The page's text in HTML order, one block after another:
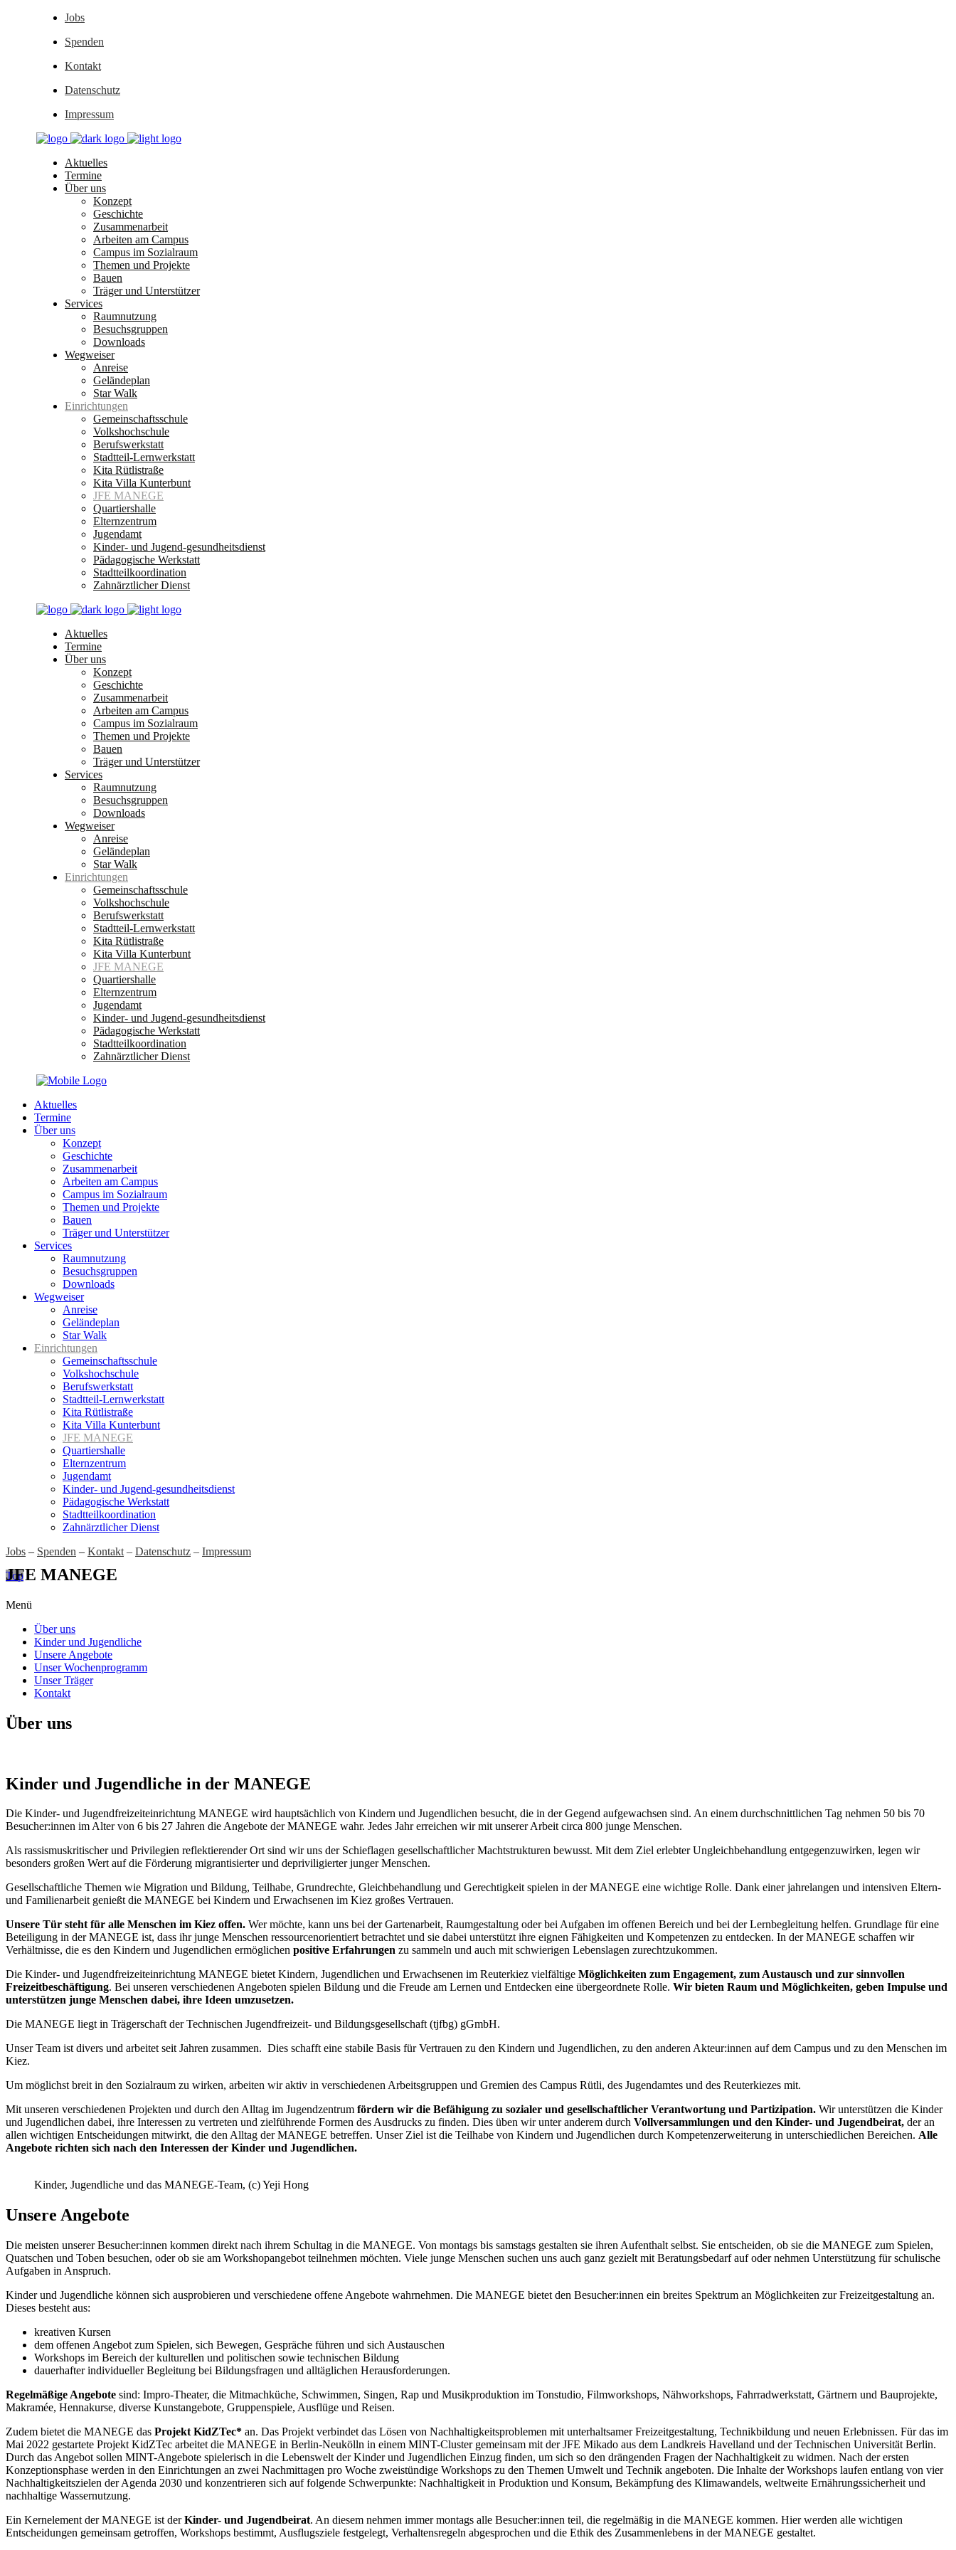
Jobs
Spenden
Kontakt
Datenschutz
Impressum
Aktuelles
Termine
Über uns
Konzept
Geschichte
Zusammenarbeit
Arbeiten am Campus
Campus im Sozialraum
Themen und Projekte
Bauen
Träger und Unterstützer
Services
Raumnutzung
Besuchsgruppen
Downloads
Wegweiser
Anreise
Geländeplan
Star Walk
Einrichtungen
Gemeinschaftsschule
Volkshochschule
Berufswerkstatt
Stadtteil-Lernwerkstatt
Kita Rütlistraße
Kita Villa Kunterbunt
JFE MANEGE
Quartiershalle
Elternzentrum
Jugendamt
Kinder- und Jugend-gesundheitsdienst
Pädagogische Werkstatt
Stadtteilkoordination
Zahnärztlicher Dienst
Aktuelles
Termine
Über uns
Konzept
Geschichte
Zusammenarbeit
Arbeiten am Campus
Campus im Sozialraum
Themen und Projekte
Bauen
Träger und Unterstützer
Services
Raumnutzung
Besuchsgruppen
Downloads
Wegweiser
Anreise
Geländeplan
Star Walk
Einrichtungen
Gemeinschaftsschule
Volkshochschule
Berufswerkstatt
Stadtteil-Lernwerkstatt
Kita Rütlistraße
Kita Villa Kunterbunt
JFE MANEGE
Quartiershalle
Elternzentrum
Jugendamt
Kinder- und Jugend-gesundheitsdienst
Pädagogische Werkstatt
Stadtteilkoordination
Zahnärztlicher Dienst
Aktuelles
Termine
Über uns
Konzept
Geschichte
Zusammenarbeit
Arbeiten am Campus
Campus im Sozialraum
Themen und Projekte
Bauen
Träger und Unterstützer
Services
Raumnutzung
Besuchsgruppen
Downloads
Wegweiser
Anreise
Geländeplan
Star Walk
Einrichtungen
Gemeinschaftsschule
Volkshochschule
Berufswerkstatt
Stadtteil-Lernwerkstatt
Kita Rütlistraße
Kita Villa Kunterbunt
JFE MANEGE
Quartiershalle
Elternzentrum
Jugendamt
Kinder- und Jugend-gesundheitsdienst
Pädagogische Werkstatt
Stadtteilkoordination
Zahnärztlicher Dienst
Jobs – Spenden – Kontakt – Datenschutz – Impressum
Top
JFE MANEGE
Menü
Über uns
Kinder und Jugendliche
Unsere Angebote
Unser Wochenprogramm
Unser Träger
Kontakt
Über uns
Kinder und Jugendliche in der MANEGE
Die Kinder- und Jugendfreizeiteinrichtung MANEGE wird hauptsächlich von Kindern und Jugendlichen besucht, die in der Gegend aufgewachsen sind. An einem durchschnittlichen Tag nehmen 50 bis 70
Besucher:innen im Alter von 6 bis 27 Jahren die Angebote der MANEGE wahr. Jedes Jahr erreichen wir mit unserer Arbeit circa 800 junge Menschen.
Als rassismuskritischer und Privilegien reflektierender Ort sind wir uns der Schieflagen gesellschaftlicher Machtstrukturen bewusst. Mit dem Ziel erlebter Ungleichbehandlung entgegenzuwirken, legen wir
besonders großen Wert auf die Förderung migrantisierter und depriviligierter junger Menschen.
Gesellschaftliche Themen wie Migration und Bildung, Teilhabe, Grundrechte, Gleichbehandlung und Gerechtigkeit spielen in der MANEGE eine wichtige Rolle. Dank einer jahrelangen und intensiven Eltern-
und Familienarbeit genießt die MANEGE bei Kindern und Erwachsenen im Kiez großes Vertrauen.
Unsere Tür steht für alle Menschen im Kiez offen. Wer möchte, kann uns bei der Gartenarbeit, Raumgestaltung oder bei Aufgaben im offenen Bereich und bei der Lernbegleitung helfen. Grundlage für eine
Beteiligung in der MANEGE ist, dass ihr junge Menschen ressourcenorientiert betrachtet und sie dabei unterstützt ihre eignen Fähigkeiten und Kompetenzen zu entdecken. In der MANEGE schaffen wir
Verhältnisse, die es den Kindern und Jugendlichen ermöglichen positive Erfahrungen zu sammeln und auch mit schwierigen Lebenslagen zurechtzukommen.
Die Kinder- und Jugendfreizeiteinrichtung MANEGE bietet Kindern, Jugendlichen und Erwachsenen im Reuterkiez vielfältige Möglichkeiten zum Engagement, zum Austausch und zur sinnvollen
Freizeitbeschäftigung. Bei unseren verschiedenen Angeboten spielen Bildung und die Freude am Lernen und Entdecken eine übergeordnete Rolle. Wir bieten Raum und Möglichkeiten, geben Impulse und
unterstützen junge Menschen dabei, ihre Ideen umzusetzen.
Die MANEGE liegt in Trägerschaft der Technischen Jugendfreizeit- und Bildungsgesellschaft (tjfbg) gGmbH.
Unser Team ist divers und arbeitet seit Jahren zusammen. Dies schafft eine stabile Basis für Vertrauen zu den Kindern und Jugendlichen, zu den anderen Akteur:innen auf dem Campus und zu den Menschen im
Kiez.
Um möglichst breit in den Sozialraum zu wirken, arbeiten wir aktiv in verschiedenen Arbeitsgruppen und Gremien des Campus Rütli, des Jugendamtes und des Reuterkiezes mit.
Mit unseren verschiedenen Projekten und durch den Alltag im Jugendzentrum fördern wir die Befähigung zu sozialer und gesellschaftlicher Verantwortung und Partizipation. Wir unterstützen die Kinder
und Jugendlichen dabei, ihre Interessen zu vertreten und zielführende Formen des Ausdrucks zu finden. Dies üben wir unter anderem durch Vollversammlungen und den Kinder- und Jugendbeirat, der an
allen wichtigen Entscheidungen mitwirkt, die den Alltag der MANEGE betreffen. Unser Ziel ist die Teilhabe von Kindern und Jugendlichen durch Kompetenzerweiterung in unterschiedlichen Bereichen. Alle
Angebote richten sich nach den Interessen der Kinder und Jugendlichen.
Kinder, Jugendliche und das MANEGE-Team, (c) Yeji Hong
Unsere Angebote
Die meisten unserer Besucher:innen kommen direkt nach ihrem Schultag in die MANEGE. Von montags bis samstags gestalten sie ihren Aufenthalt selbst. Sie entscheiden, ob sie die MANEGE zum Spielen,
Quatschen und Toben besuchen, oder ob sie am Workshopangebot teilnehmen möchten. Viele junge Menschen suchen uns auch ganz gezielt mit Beratungsbedarf auf oder nehmen Unterstützung für schulische
Aufgaben in Anspruch.
Kinder und Jugendliche können sich ausprobieren und verschiedene offene Angebote wahrnehmen. Die MANEGE bietet den Besucher:innen ein breites Spektrum an Möglichkeiten zur Freizeitgestaltung an.
Dieses besteht aus:
kreativen Kursen
dem offenen Angebot zum Spielen, sich Bewegen, Gespräche führen und sich Austauschen
Workshops im Bereich der kulturellen und politischen sowie technischen Bildung
dauerhafter individueller Begleitung bei Bildungsfragen und alltäglichen Herausforderungen.
Regelmäßige Angebote sind: Impro-Theater, die Mitmachküche, Schwimmen, Singen, Rap und Musikproduktion im Tonstudio, Filmworkshops, Nähworkshops, Fahrradwerkstatt, Gärtnern und Bauprojekte,
Makramée, Hennakurse, diverse Kunstangebote, Gruppenspiele, Ausflüge und Reisen.
Zudem bietet die MANEGE das Projekt KidZTec* an. Das Projekt verbindet das Lösen von Nachhaltigkeitsproblemen mit unterhaltsamer Freizeitgestaltung, Technikbildung und neuen Erlebnissen. Für das im
Mai 2022 gestartete Projekt KidZTec arbeitet die MANEGE in Berlin-Neukölln in einem MINT-Cluster gemeinsam mit der JFE Mikado aus dem Landkreis Havelland und der Technischen Universität Berlin.
Durch das Angebot sollen MINT-Angebote spielerisch in die Lebenswelt der Kinder und Jugendlichen Einzug finden, um sich so den drängenden Fragen der Nachhaltigkeit zu widmen. Nach der ersten
Konzeptionsphase werden in den Einrichtungen an zwei Nachmittagen pro Woche zweistündige Workshops zu den Themen Umwelt und Technik angeboten. Die Inhalte der Workshops laufen entlang von vier
Nachhaltigkeitszielen der Agenda 2030 und konzentrieren sich auf folgende Schwerpunkte: Nachhaltigkeit in Produktion und Konsum, Bekämpfung des Klimawandels, weltweite Ernährungssicherheit und
nachhaltige Wassernutzung.
Ein Kernelement der MANEGE ist derKinder- und Jugendbeirat. An diesem nehmen immer montags alle Besucher:innen teil, die regelmäßig in die MANEGE kommen. Hier werden alle wichtigen
Entscheidungen gemeinsam getroffen, Workshops bestimmt, Ausflugsziele festgelegt, Verhaltensregeln abgesprochen und die Ethik des Zusammenlebens in der MANEGE gestaltet.